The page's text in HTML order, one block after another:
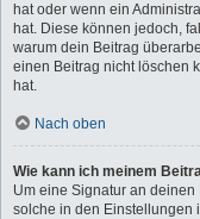
hat oder wenn ein
hat. Diese können jedoch,
warum dein Beitrag
einen Beitrag nicht löschen
hat.
Nach oben
Wie kann ich meinem
Um eine Signatur an
solche in den Einstellungen